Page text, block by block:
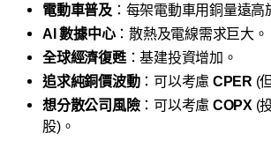
電動車普及：每架電動車用銅量遠高
AI 數據中心：散熱及電線需求巨大。
全球經濟復甦：基建投資增加。
追求純銅價波動：可以考慮 CPER (
想分散公司風險：可以考慮 COPX (
股)。